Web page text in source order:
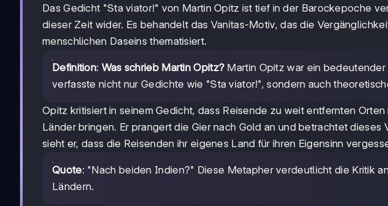
Das Gedicht "Sta viator!" von Martin Opitz ist tief in der Barockepoche
dieser Zeit wider. Es behandelt das Vanitas-Motiv, das die
menschlichen Daseins thematisiert.
Definition: Was schrieb Martin Opitz? Martin Opitz war ein
verfasste nicht nur Gedichte wie "Sta viator!", sondern auch
Opitz kritisiert in seinem Gedicht, dass Reisende zu weit entfernten
Länder bringen. Er prangert die Gier nach Gold an und betrachtet
sieht er, dass die Reisenden ihr eigenes Land für ihren Eigensinn
Quote: "Nach beiden Indien?" Diese Metapher verdeutlicht die Kritik
Ländern.